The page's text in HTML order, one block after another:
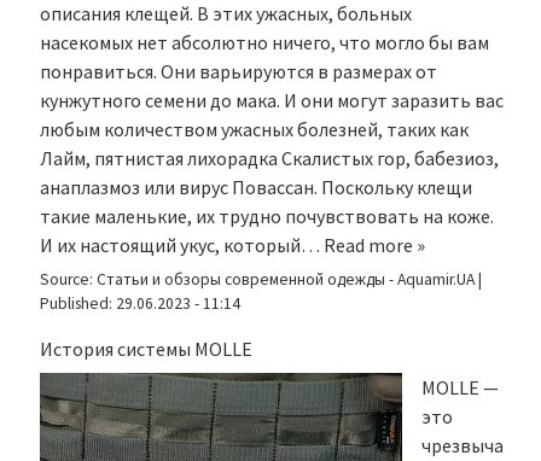
описания клещей. В этих ужасных, больных
насекомых нет абсолютно ничего, что могло бы вам
понравиться. Они варьируются в размерах от
кунжутного семени до мака. И они могут заразить вас
любым количеством ужасных болезней, таких как
Лайм, пятнистая лихорадка Скалистых гор, бабезиоз,
анаплазмоз или вирус Повассан. Поскольку клещи
такие маленькие, их трудно почувствовать на коже.
И их настоящий укус, который… Read more »
Source: Статьи и обзоры современной одежды - Aquamir.UA|
Published: 29.06.2023 - 11:14
История системы MOLLE
MOLLE —
это
чрезвыча